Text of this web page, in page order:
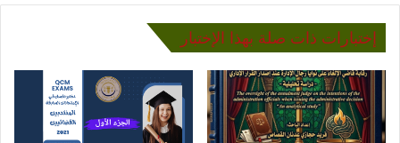
إختبارات ذات صلة بهذا الإختبار